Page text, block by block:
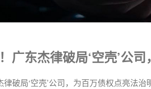
广东杰律破局‘空壳’公
破局‘空壳’公司，为百万债权点亮法治